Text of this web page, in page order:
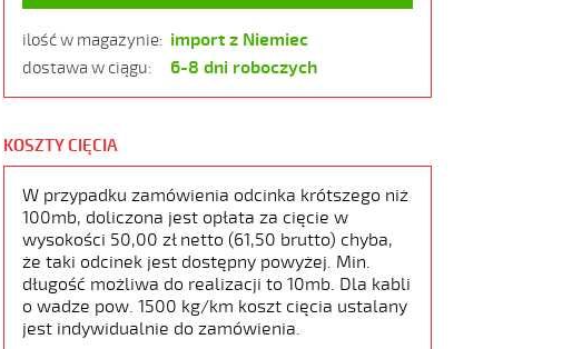
ilość w magazynie: import z Niemiec
dostawa w ciągu: 6-8 dni roboczych
KOSZTY CIĘCIA
W przypadku zamówienia odcinka krótszego niż
100mb, doliczona jest opłata za cięcie w
wysokości 50,00 zł netto (61,50 brutto) chyba,
że taki odcinek jest dostępny powyżej. Min.
długość możliwa do realizacji to 10mb. Dla kabli
o wadze pow. 1500 kg/km koszt cięcia ustalany
jest indywidualnie do zamówienia.